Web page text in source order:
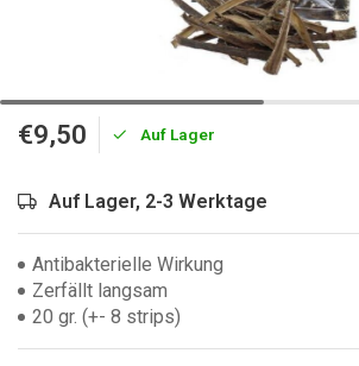
€9,50 Auf Lager
Auf Lager, 2-3 Werktage
Antibakterielle Wirkung
Zerfällt langsam
20 gr. (+- 8 strips)